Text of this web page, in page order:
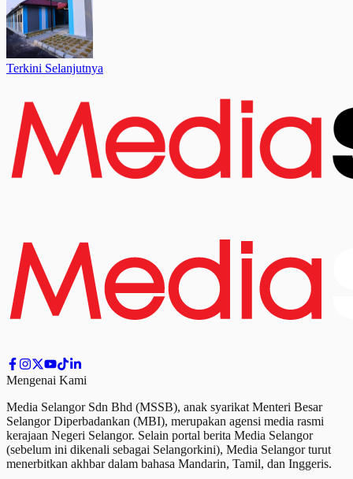
Terkini Selanjutnya
Mengenai Kami
Media Selangor Sdn Bhd (MSSB), anak syarikat Menteri Besar
Selangor Diperbadankan (MBI), merupakan agensi media rasmi
kerajaan Negeri Selangor. Selain portal berita Media Selangor
(sebelum ini dikenali sebagai Selangorkini), Media Selangor turut
menerbitkan akhbar dalam bahasa Mandarin, Tamil, dan Inggeris.